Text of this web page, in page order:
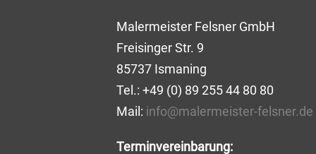
Malermeister Felsner GmbH
Freisinger Str. 9
85737 Ismaning
Tel.: +49 (0) 89 255 44 80 80
Mail: info@malermeister-felsner.de
Terminvereinbarung: